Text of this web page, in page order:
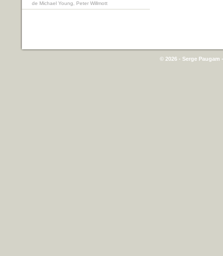
de Michael Young, Peter Willmott
© 2026 - Serge